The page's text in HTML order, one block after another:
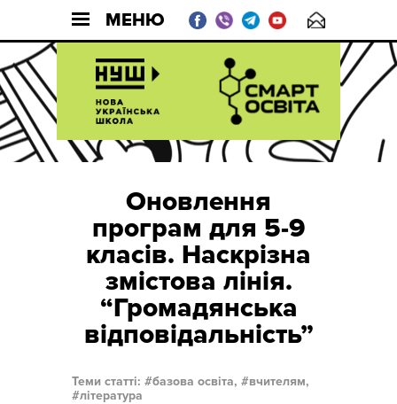
МЕНЮ
Оновлення
програм для 5-9
класів. Наскрізна
змістова лінія.
“Громадянська
відповідальність”
Теми статті: базова освіта,
вчителям,
література